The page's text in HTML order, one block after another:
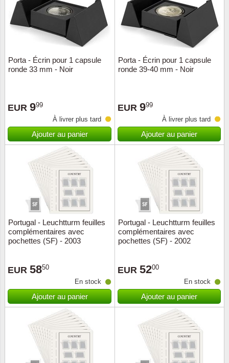
Porta - Écrin pour 1 capsule
ronde 33 mm - Noir
EUR 999
À livrer plus tard
Ajouter au panier
Porta - Écrin pour 1 capsule
ronde 39-40 mm - Noir
EUR 999
À livrer plus tard
Ajouter au panier
Portugal - Leuchtturm feuilles
complémentaires avec
pochettes (SF) - 2003
EUR 5850
En stock
Ajouter au panier
Portugal - Leuchtturm feuilles
complémentaires avec
pochettes (SF) - 2002
EUR 5200
En stock
Ajouter au panier